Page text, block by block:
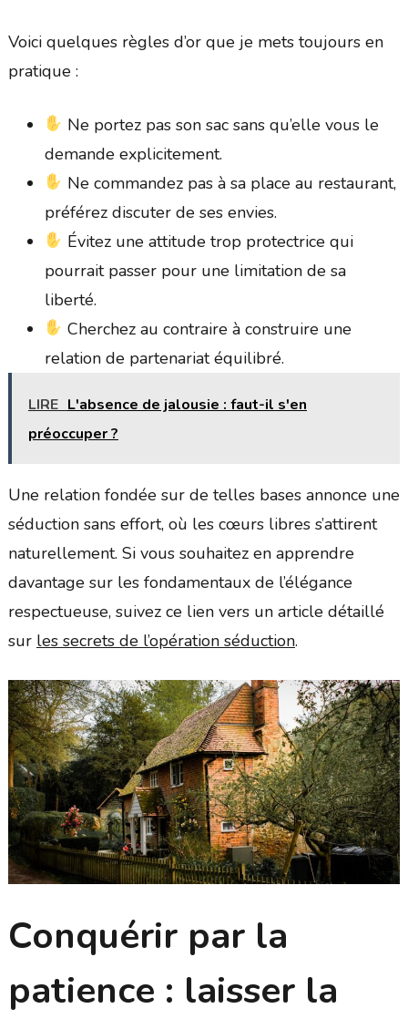
Voici quelques règles d’or que je mets toujours en
pratique :
Ne portez pas son sac sans qu’elle vous le
demande explicitement.
Ne commandez pas à sa place au restaurant,
préférez discuter de ses envies.
Évitez une attitude trop protectrice qui
pourrait passer pour une limitation de sa
liberté.
Cherchez au contraire à construire une
relation de partenariat équilibré.
LIRE L'absence de jalousie : faut-il s'en
préoccuper ?
Une relation fondée sur de telles bases annonce une
séduction sans effort, où les cœurs libres s’attirent
naturellement. Si vous souhaitez en apprendre
davantage sur les fondamentaux de l’élégance
respectueuse, suivez ce lien vers un article détaillé
sur les secrets de l’opération séduction.
Conquérir par la
patience : laisser la